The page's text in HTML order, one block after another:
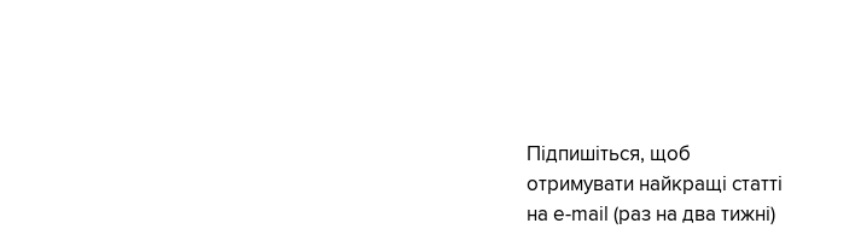
Підпишіться, щоб
отримувати найкращі статті
на e-mail (раз на два тижні)